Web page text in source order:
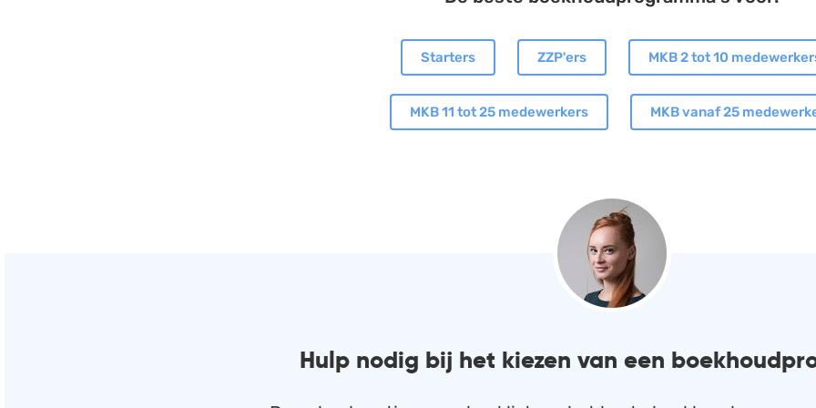
Starters ZZP'ers MKB 2 tot 10
MKB 11 tot 25 medewerkers MKB vanaf 25
Hulp nodig bij het kiezen van een